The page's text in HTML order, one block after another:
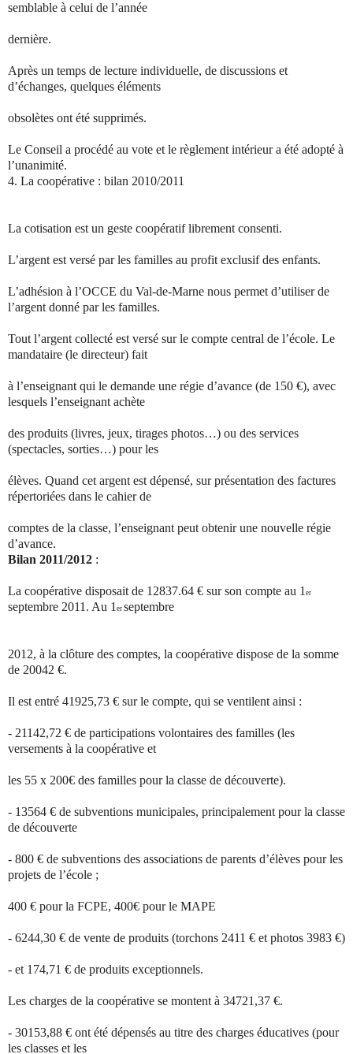
semblable à celui de l’année
dernière.
Après un temps de lecture individuelle, de discussions et
d’échanges, quelques éléments
obsolètes ont été supprimés.
Le Conseil a procédé au vote et le règlement intérieur a été adopté à
l’unanimité.
4. La coopérative : bilan 2010/2011
La cotisation est un geste coopératif librement consenti.
L’argent est versé par les familles au profit exclusif des enfants.
L’adhésion à l’OCCE du Val-de-Marne nous permet d’utiliser de
l’argent donné par les familles.
Tout l’argent collecté est versé sur le compte central de l’école. Le
mandataire (le directeur) fait
à l’enseignant qui le demande une régie d’avance (de 150 €), avec
lesquels l’enseignant achète
des produits (livres, jeux, tirages photos…) ou des services
(spectacles, sorties…) pour les
élèves. Quand cet argent est dépensé, sur présentation des factures
répertoriées dans le cahier de
comptes de la classe, l’enseignant peut obtenir une nouvelle régie
d’avance.
Bilan 2011/2012 :
La coopérative disposait de 12837.64 € sur son compte au 1 er
septembre 2011. Au 1 er septembre
2012, à la clôture des comptes, la coopérative dispose de la somme
de 20042 €.
Il est entré 41925,73 € sur le compte, qui se ventilent ainsi :
- 21142,72 € de participations volontaires des familles (les
versements à la coopérative et
les 55 x 200€ des familles pour la classe de découverte).
- 13564 € de subventions municipales, principalement pour la classe
de découverte
- 800 € de subventions des associations de parents d’élèves pour les
projets de l’école ;
400 € pour la FCPE, 400€ pour le MAPE
- 6244,30 € de vente de produits (torchons 2411 € et photos 3983 €)
- et 174,71 € de produits exceptionnels.
Les charges de la coopérative se montent à 34721,37 €.
- 30153,88 € ont été dépensés au titre des charges éducatives (pour
les classes et les